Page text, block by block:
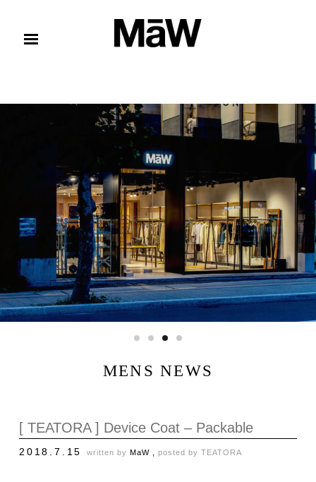
MENS NEWS
[ TEATORA ] Device Coat – Packable
2018.7.15 written by MaW , posted by TEATORA